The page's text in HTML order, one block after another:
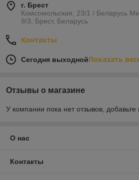
г. Брест
Комсомольская, 23/1 / Беларусь
9/3, Брест, Беларусь
Контакты
Сегодня выходнойПоказать
Отзывы о магазине
У компании пока нет отзывов, добавьте
О нас
Контакты